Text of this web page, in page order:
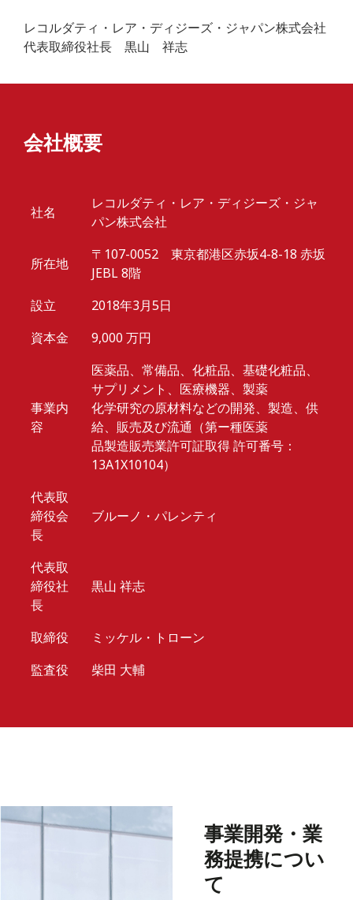
レコルダティ・レア・ディジーズ・ジャパン株式会社
代表取締役社長 黒山 祥志
会社概要
社名
レコルダティ・レア・ディジーズ・ジャ
パン株式会社
所在地
〒107-0052 東京都港区赤坂4-8-18 赤坂
JEBL 8階
設立
2018年3月5日
資本金
9,000 万円
事業内
容
医薬品、常備品、化粧品、基礎化粧品、
サプリメント、医療機器、製薬
化学研究の原材料などの開発、製造、供
給、販売及び流通（第ー種医薬
品製造販売業許可証取得 許可番号：
13A1X10104）
代表取
締役会
長
ブルーノ・パレンティ
代表取
締役社
長
黒山 祥志
取締役
ミッケル・トローン
監査役
柴田 大輔
事業開発・業
務提携につい
て